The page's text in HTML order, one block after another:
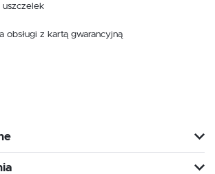
obsługi z kartą gwarancyjną